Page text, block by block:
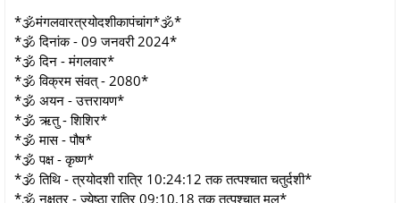
*🕉मंगलवारत्रयोदशीकापंचांग*🕉*
*🕉 दिनांक - 09 जनवरी 2024*
*🕉 दिन - मंगलवार*
*🕉 विक्रम संवत् - 2080*
*🕉 अयन - उत्तरायण*
*🕉 ऋतु - शिशिर*
*🕉 मास - पौष*
*🕉 पक्ष - कृष्ण*
*🕉 तिथि - त्रयोदशी रात्रि 10:24:12 तक तत्पश्चात चतुर्दशी*
*🕉 नक्षत्र - ज्येष्ठा रात्रि 09:10.18 तक तत्पश्चात मूल*